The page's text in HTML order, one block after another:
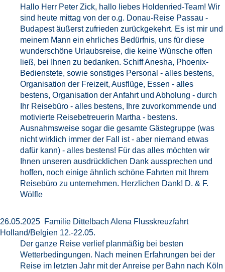
Hallo Herr Peter Zick, hallo liebes Holdenried-Team! Wir
sind heute mittag von der o.g. Donau-Reise Passau -
Budapest äußerst zufrieden zurückgekehrt. Es ist mir und
meinem Mann ein ehrliches Bedürfnis, uns für diese
wunderschöne Urlaubsreise, die keine Wünsche offen
ließ, bei Ihnen zu bedanken. Schiff Anesha, Phoenix-
Bedienstete, sowie sonstiges Personal - alles bestens,
Organisation der Freizeit, Ausflüge, Essen - alles
bestens, Organisation der Anfahrt und Abholung - durch
Ihr Reisebüro - alles bestens, Ihre zuvorkommende und
motivierte Reisebetreuerin Martha - bestens.
Ausnahmsweise sogar die gesamte Gästegruppe (was
nicht wirklich immer der Fall ist - aber niemand etwas
dafür kann) - alles bestens! Für das alles möchten wir
Ihnen unseren ausdrücklichen Dank aussprechen und
hoffen, noch einige ähnlich schöne Fahrten mit Ihrem
Reisebüro zu unternehmen. Herzlichen Dank! D. & F.
Wölfle
26.05.2025 Familie Dittelbach Alena Flusskreuzfahrt
Holland/Belgien 12.-22.05.
Der ganze Reise verlief planmäßig bei besten
Wetterbedingungen. Nach meinen Erfahrungen bei der
Reise im letzten Jahr mit der Anreise per Bahn nach Köln